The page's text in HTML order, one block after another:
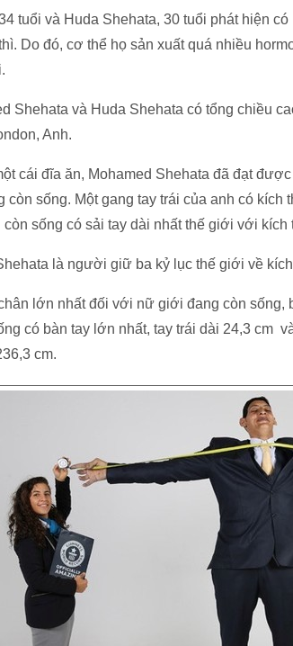
tuổi và Huda Shehata, 30 tuổi phát hiện
Do đó, cơ thể họ sản xuất quá nhiều
Shehata và Huda Shehata có tổng chiều
Anh.
cái đĩa ăn, Mohamed Shehata đã đạt
sống. Một gang tay trái của anh có kích
sống có sải tay dài nhất thế giới với kích
là người giữ ba kỷ lục thế giới về
lớn nhất đối với nữ giới đang còn sống,
có bàn tay lớn nhất, tay trái dài 24,3 cm
cm.